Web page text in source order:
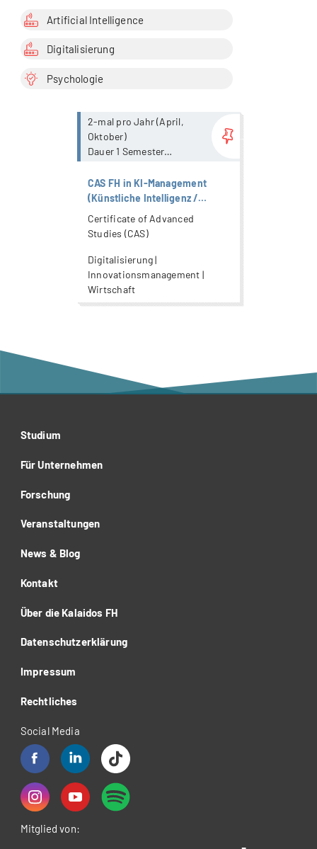
Artificial Intelligence
Digitalisierung
Psychologie
2-mal pro Jahr (April,
Oktober)
Dauer 1 Semester
CAS FH in KI-Management
(Künstliche Intelligenz /
Artificial Intelligence)
Certificate of Advanced
Studies (CAS)
Digitalisierung |
Innovationsmanagement |
Wirtschaft
more...
Studium
Für Unternehmen
Forschung
Veranstaltungen
News & Blog
Kontakt
Über die Kalaidos FH
Datenschutzerklärung
Impressum
Rechtliches
Social Media
Mitglied von: